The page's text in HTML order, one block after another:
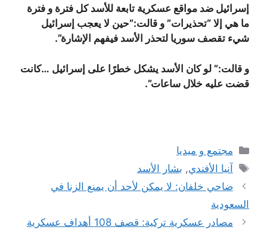
إسرائيل ضد مواقع عسكرية تابعة للأسد كل فترة و فترة
ما هي إلا “تحذيرات” و قالت:”حين لا يعجب إسرائيل
شيء تقصف سوريا لتحذر الأسد فيفهم الإشارة”.
و قالت:” لو كان الأسد يشكل خطرًا على إسرائيل …كانت
قضت عليه خلال ساعات”.
التصنيفات
مجتمع و ميديا
الوسوم
آنيا الأفندي, بشار الأسد
ضاحي خلفان: لا يمكن لأحد أن يمنع الزنا في
السعودية
مصادر عسكرية تركية: قصف 108 أهداف عسكرية